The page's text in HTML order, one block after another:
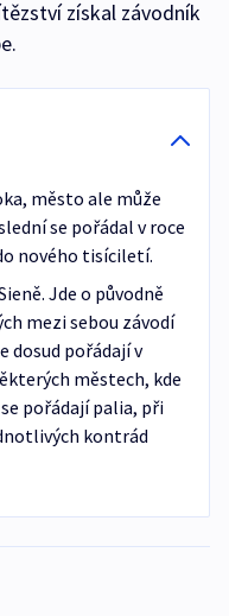
získal závodník
město ale může
se pořádal v roce
nového tisíciletí.
Jde o původně
mezi sebou závodí
dosud pořádají v
městech, kde
pořádají palia, při
kontrád